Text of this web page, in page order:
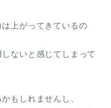
上がってきているの
ないと感じてしまって
もしれませんし、